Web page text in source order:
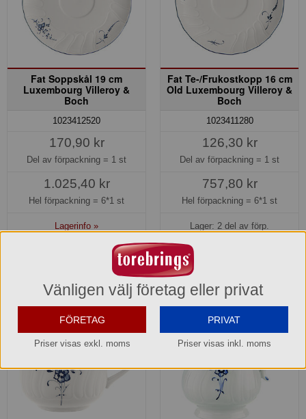
Fat Soppskål 19 cm
Luxembourg Villeroy &
Boch
1023412520
170,90 kr
Del av förpackning = 1 st
1.025,40 kr
Hel förpackning = 6*1 st
Lagerinfo »
Fat Te-/Frukostkopp 16 cm
Old Luxembourg Villeroy &
Boch
1023411280
126,30 kr
Del av förpackning = 1 st
757,80 kr
Hel förpackning = 6*1 st
Lager: 2 del av förp.
Vänligen välj företag eller privat
FÖRETAG
Priser visas exkl. moms
PRIVAT
Priser visas inkl. moms